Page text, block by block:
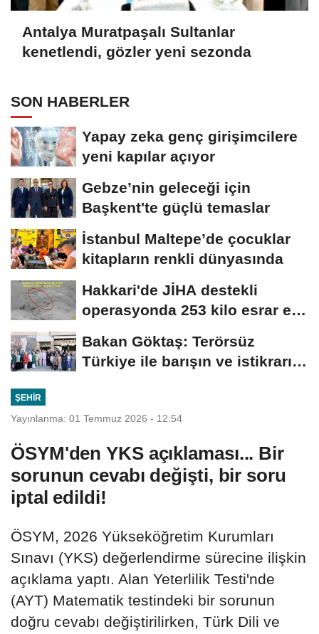
Antalya Muratpaşalı Sultanlar
kenetlendi, gözler yeni sezonda
SON HABERLER
Yapay zeka genç girişimcilere
yeni kapılar açıyor
Gebze’nin geleceği için
Başkent'te güçlü temaslar
İstanbul Maltepe’de çocuklar
kitapların renkli dünyasında
Hakkari'de JİHA destekli
operasyonda 253 kilo esrar ele
Bakan Göktaş: Terörsüz
Türkiye ile barışın ve istikrarın
ŞEHIR
Yayınlanma: 01 Temmuz 2026 - 12:54
ÖSYM'den YKS açıklaması... Bir
sorunun cevabı değişti, bir soru
iptal edildi!
ÖSYM, 2026 Yükseköğretim Kurumları
Sınavı (YKS) değerlendirme sürecine ilişkin
açıklama yaptı. Alan Yeterlilik Testi'nde
(AYT) Matematik testindeki bir sorunun
doğru cevabı değiştirilirken, Türk Dili ve